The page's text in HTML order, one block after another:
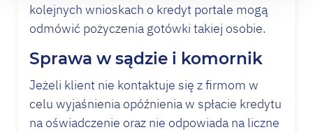
kolejnych wnioskach o kredyt portale mogą
odmówić pożyczenia gotówki takiej osobie.
Sprawa w sądzie i komornik
Jeżeli klient nie kontaktuje się z firmom w
celu wyjaśnienia opóźnienia w spłacie kredytu
na oświadczenie oraz nie odpowiada na liczne